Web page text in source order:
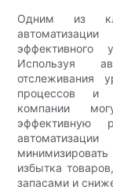
Одним из
эффективного
Используя
отслеживания
процессов и
компании
эффективную
избытка
запасами и